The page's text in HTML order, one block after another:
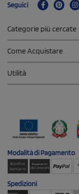
Seguici
Categorie più cercate
Come Acquistare
Utilità
Modalità diPagamento
Spedizioni